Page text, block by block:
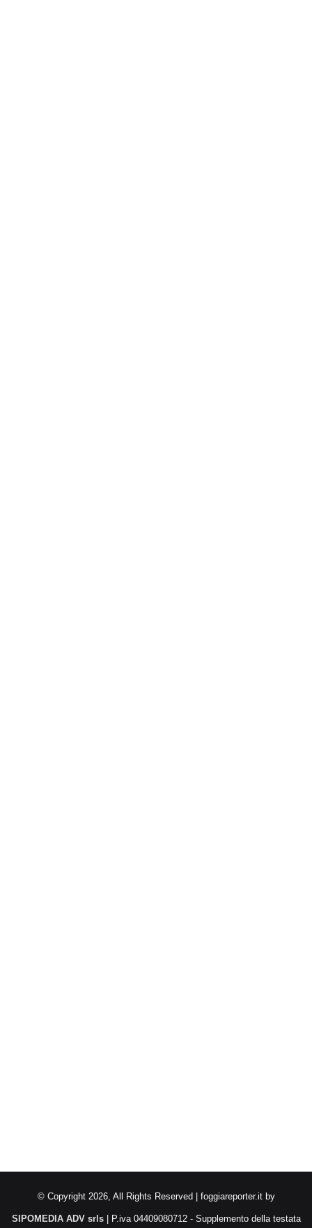
© Copyright 2026, All Rights Reserved | foggiareporter.it by
SIPOMEDIA ADV srls | P.iva 04409080712 - Supplemento della testata